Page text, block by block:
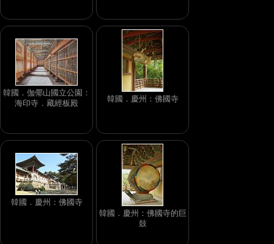
韓國．伽倻山國立公園：
海印寺．藏經板殿
韓國．慶州：佛國寺
韓國．慶州：佛國寺
韓國．慶州：佛國寺的巨
鼓